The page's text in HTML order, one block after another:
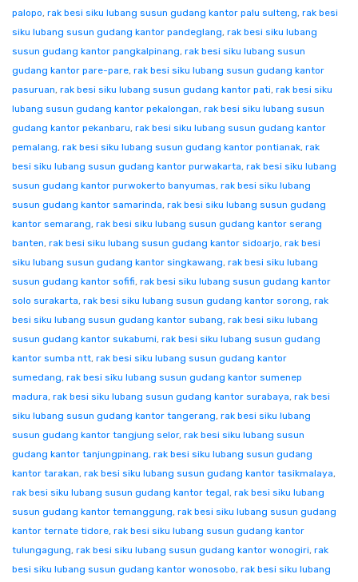
palopo, rak besi siku lubang susun gudang kantor palu sulteng, rak besi
siku lubang susun gudang kantor pandeglang, rak besi siku lubang
susun gudang kantor pangkalpinang, rak besi siku lubang susun
gudang kantor pare-pare, rak besi siku lubang susun gudang kantor
pasuruan, rak besi siku lubang susun gudang kantor pati, rak besi siku
lubang susun gudang kantor pekalongan, rak besi siku lubang susun
gudang kantor pekanbaru, rak besi siku lubang susun gudang kantor
pemalang, rak besi siku lubang susun gudang kantor pontianak, rak
besi siku lubang susun gudang kantor purwakarta, rak besi siku lubang
susun gudang kantor purwokerto banyumas, rak besi siku lubang
susun gudang kantor samarinda, rak besi siku lubang susun gudang
kantor semarang, rak besi siku lubang susun gudang kantor serang
banten, rak besi siku lubang susun gudang kantor sidoarjo, rak besi
siku lubang susun gudang kantor singkawang, rak besi siku lubang
susun gudang kantor sofifi, rak besi siku lubang susun gudang kantor
solo surakarta, rak besi siku lubang susun gudang kantor sorong, rak
besi siku lubang susun gudang kantor subang, rak besi siku lubang
susun gudang kantor sukabumi, rak besi siku lubang susun gudang
kantor sumba ntt, rak besi siku lubang susun gudang kantor
sumedang, rak besi siku lubang susun gudang kantor sumenep
madura, rak besi siku lubang susun gudang kantor surabaya, rak besi
siku lubang susun gudang kantor tangerang, rak besi siku lubang
susun gudang kantor tangjung selor, rak besi siku lubang susun
gudang kantor tanjungpinang, rak besi siku lubang susun gudang
kantor tarakan, rak besi siku lubang susun gudang kantor tasikmalaya,
rak besi siku lubang susun gudang kantor tegal, rak besi siku lubang
susun gudang kantor temanggung, rak besi siku lubang susun gudang
kantor ternate tidore, rak besi siku lubang susun gudang kantor
tulungagung, rak besi siku lubang susun gudang kantor wonogiri, rak
besi siku lubang susun gudang kantor wonosobo, rak besi siku lubang